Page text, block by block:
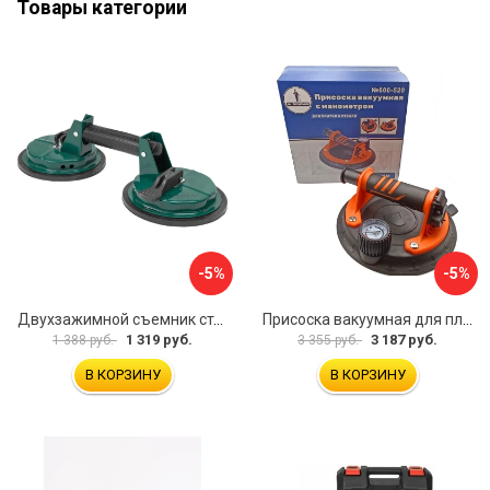
Товары категории
-5%
Двухзажимной съемник стекол Rockforce RF-63404(18564)
1 388 руб. 1 319 руб.
В КОРЗИНУ
-5%
3 355 руб. 3 187 руб.
В КОРЗИНУ